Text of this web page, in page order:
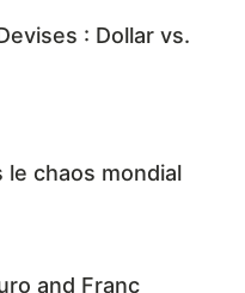
: Dollar vs.
le chaos mondial
and Franc